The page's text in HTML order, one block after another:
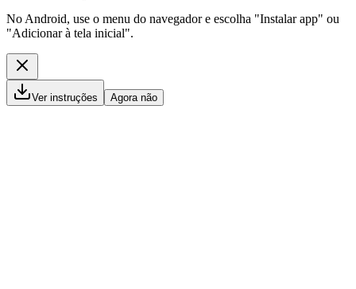
No Android, use o menu do navegador e escolha "Instalar app" ou
"Adicionar à tela inicial".
Ver instruções Agora não